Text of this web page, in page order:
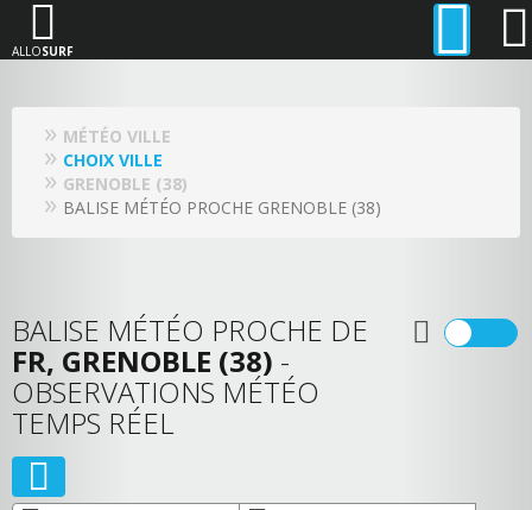
ALLOSURF
MÉTÉO VILLE
CHOIX VILLE
GRENOBLE (38)
BALISE MÉTÉO PROCHE GRENOBLE (38)
BALISE MÉTÉO PROCHE DE
FR, GRENOBLE (38) -
OBSERVATIONS MÉTÉO
TEMPS RÉEL